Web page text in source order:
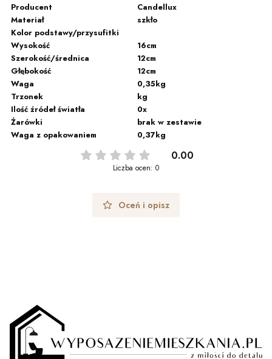
Producent
Candellux
Materiał
szkło
Kolor podstawy/przysufitki
Wysokość
16cm
Szerokość/średnica
12cm
Głębokość
12cm
Waga
0,35kg
Trzonek
kg
Ilość źródeł światła
0x
Żarówki
brak w zestawie
Waga z opakowaniem
0,37kg
0.00
Liczba ocen: 0
Oceń i opisz